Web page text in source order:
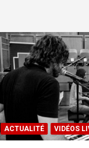
ACTUALITÉ VIDÉOS